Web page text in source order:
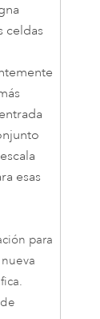
celdas
esas
para